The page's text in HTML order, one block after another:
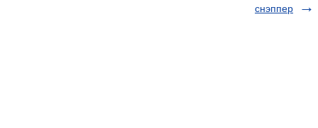
снэппер